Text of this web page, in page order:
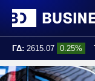
ΓΔ: 2615.07 0.25%
Τελ. ενημέρωση: